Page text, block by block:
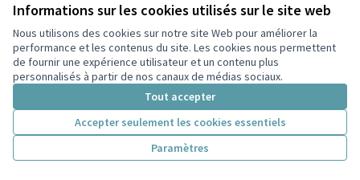
Informations sur les cookies utilisés sur le site web
Nous utilisons des cookies sur notre site Web pour améliorer la
performance et les contenus du site. Les cookies nous permettent
de fournir une expérience utilisateur et un contenu plus
personnalisés à partir de nos canaux de médias sociaux.
Tout accepter
Accepter seulement les cookies essentiels
Paramètres
Ombrager devant la MLIS
pour respirer mieux
Non retenue en
présélection
Lescuyer
2 0